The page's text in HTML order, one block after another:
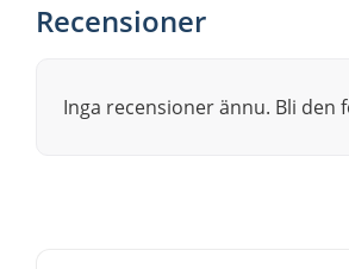
Recensioner
Inga recensioner ännu. Bli